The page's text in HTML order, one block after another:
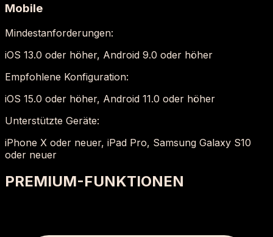
Mobile
Mindestanforderungen:
iOS 13.0 oder höher, Android 9.0 oder höher
Empfohlene Konfiguration:
iOS 15.0 oder höher, Android 11.0 oder höher
Unterstützte Geräte:
iPhone X oder neuer, iPad Pro, Samsung Galaxy S10
oder neuer
PREMIUM-FUNKTIONEN